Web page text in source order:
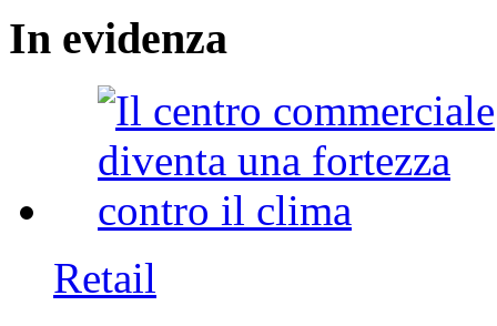
In evidenza
Retail